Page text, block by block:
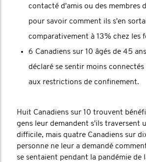
contacté d'amis ou des membres
pour savoir comment ils s'en
comparativement à 13% chez les
6 Canadiens sur 10 âgés de 45
déclaré se sentir moins
aux restrictions de confinement.
Huit Canadiens sur 10 trouvent
gens leur demandent s'ils traversent
difficile, mais quatre Canadiens sur
personne ne leur a demandé
se sentaient pendant la pandémie de